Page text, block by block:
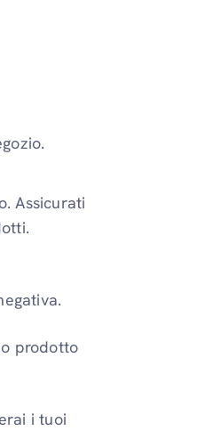
Assicurati
prodotto
i tuoi